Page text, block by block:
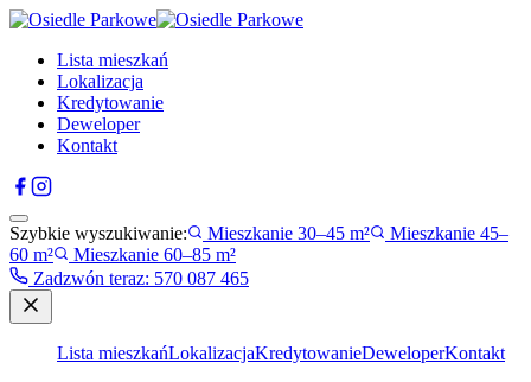
Lista mieszkań
Lokalizacja
Kredytowanie
Deweloper
Kontakt
Szybkie wyszukiwanie: Mieszkanie 30–45 m²
Mieszkanie 45–
60 m²
Mieszkanie 60–85 m²
Zadzwón teraz: 570 087 465
Lista mieszkańLokalizacjaKredytowanieDeweloperKontakt